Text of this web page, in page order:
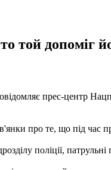
той допоміг
прес-центр
про те, що під час
поліції,